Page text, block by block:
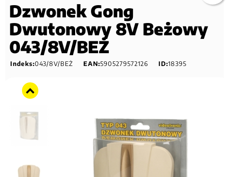
Dzwonek Gong
Dwutonowy 8V Beżowy
043/8V/BEŻ
Indeks:043/8V/BEŻ EAN:5905279572126 ID:18395